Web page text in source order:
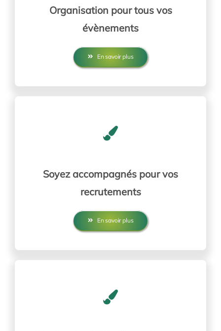
Organisation pour tous vos
évènements
En savoir plus
Soyez accompagnés pour vos
recrutements
En savoir plus